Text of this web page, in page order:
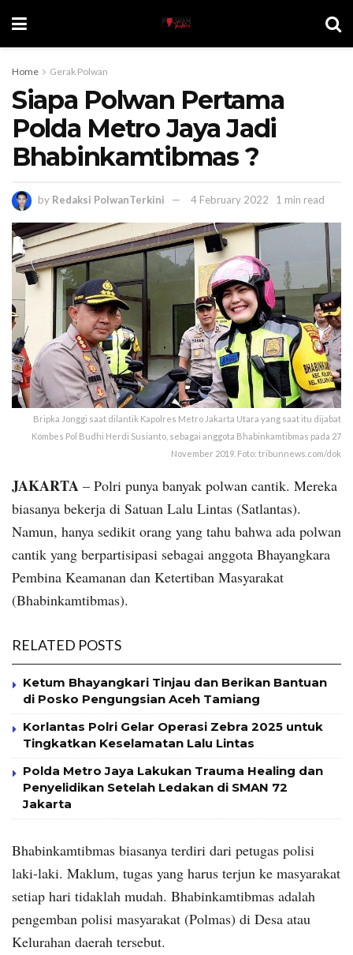
Home Gerak Polwan
Siapa Polwan Pertama
Polda Metro Jaya Jadi
Bhabinkamtibmas ?
by Redaksi PolwanTerkini 4 February 2022 1 min read
Bripka Jonggi saat dilantik Kapolres Metro Jakarta Utara yang saat itu dijabat
Kombes Pol Budhi Herdi Susianto, sebagai anggota Bhabinkamtibmas pada 27
November 2019. Foto: tribunnews.com/dok
JAKARTA – Polri punya banyak polwan cantik. Mereka
biasanya bekerja di Satuan Lalu Lintas (Satlantas).
Namun, hanya sedikit orang yang tahu bahwa ada polwan
cantik yang berpartisipasi sebagai anggota Bhayangkara
Pembina Keamanan dan Ketertiban Masyarakat
(Bhabinkamtibmas).
RELATED POSTS
Ketum Bhayangkari Tinjau dan Berikan Bantuan
di Posko Pengungsian Aceh Tamiang
Korlantas Polri Gelar Operasi Zebra 2025 untuk
Tingkatkan Keselamatan Lalu Lintas
Polda Metro Jaya Lakukan Trauma Healing dan
Penyelidikan Setelah Ledakan di SMAN 72
Jakarta
Bhabinkamtibmas biasanya terdiri dari petugas polisi
laki-laki. Maklum, tugas yang harus terjun ke masyarakat
setiap hari tidaklah mudah. Bhabinkamtibmas adalah
pengemban polisi masyarakat (Polmas) di Desa atau
Kelurahan daerah tersebut.